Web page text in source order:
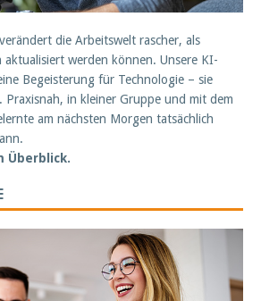
die Arbeitswelt rascher, als
aktualisiert werden können. Unsere KI-
Begeisterung für Technologie – sie
in kleiner Gruppe und mit dem
am nächsten Morgen tatsächlich
Überblick.